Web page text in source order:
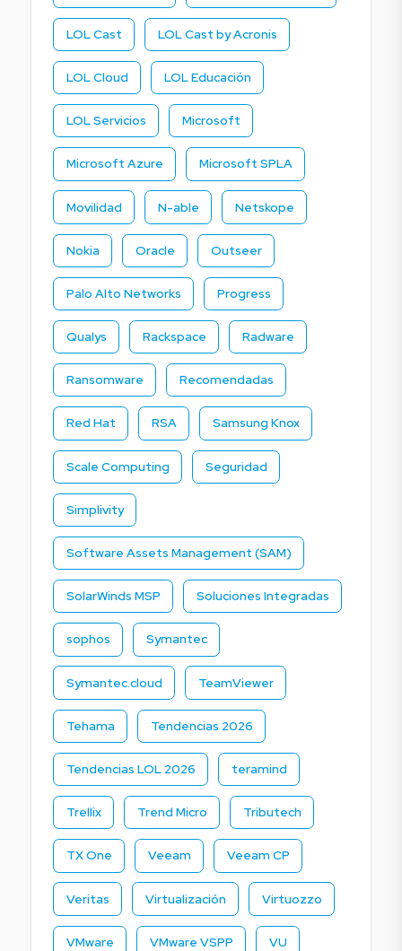
LOL Cast LOL Cast by Acronis
LOL Cloud LOL Educación
LOL Servicios Microsoft
Microsoft Azure Microsoft SPLA
Movilidad N-able Netskope
Nokia Oracle Outseer
Palo Alto Networks Progress
Qualys Rackspace Radware
Ransomware Recomendadas
Red Hat RSA Samsung Knox
Scale Computing Seguridad
Simplivity
Software Assets Management (SAM)
SolarWinds MSP Soluciones Integradas
sophos Symantec
Symantec.cloud TeamViewer
Tehama Tendencias 2026
Tendencias LOL 2026 teramind
Trellix Trend Micro Tributech
TX One Veeam Veeam CP
Veritas Virtualización Virtuozzo
VMware VMware VSPP VU